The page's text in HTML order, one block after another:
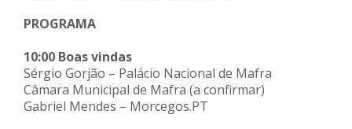
PROGRAMA
10:00 Boas vindas
Sérgio Gorjão – Palácio Nacional de Mafra
Câmara Municipal de Mafra (a confirmar)
Gabriel Mendes – Morcegos.PT